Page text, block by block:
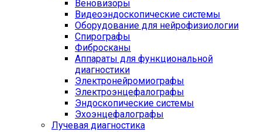
Веновизоры
Видеоэндоскопические системы
Оборудование для нейрофизиологии
Спирографы
Фибросканы
Аппараты для функциональной
диагностики
Электронейромиографы
Электроэнцефалографы
Эндоскопические системы
Эхоэнцефалографы
Лучевая диагностика